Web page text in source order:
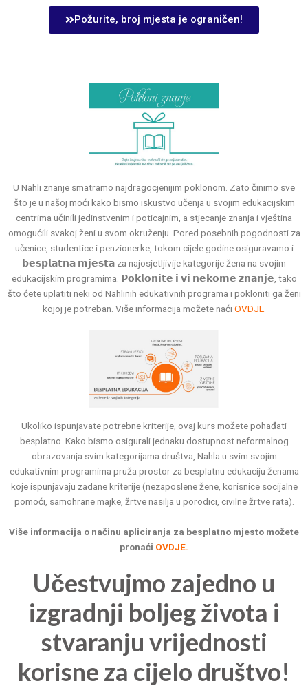
Požurite, broj mjesta je ograničen!
U Nahli znanje smatramo najdragocjenijim poklonom. Zato činimo sve
što je u našoj moći kako bismo iskustvo učenja u svojim edukacijskim
centrima učinili jedinstvenim i poticajnim, a stjecanje znanja i vještina
omogućili svakoj ženi u svom okruženju. Pored posebnih pogodnosti za
učenice, studentice i penzionerke, tokom cijele godine osiguravamo i
𝗯𝗲𝘀𝗽𝗹𝗮𝘁𝗻𝗮 𝗺𝗷𝗲𝘀𝘁𝗮 za najosjetljivije kategorije žena na svojim
edukacijskim programima. 𝗣𝗼𝗸𝗹𝗼𝗻𝗶𝘁𝗲 𝗶 𝘃𝗶 𝗻𝗲𝗸𝗼𝗺𝗲 𝘇𝗻𝗮𝗻𝗷𝗲, tako
što ćete uplatiti neki od Nahlinih edukativnih programa i pokloniti ga ženi
kojoj je potreban. Više informacija možete naćiOVDJE.
Ukoliko ispunjavate potrebne kriterije, ovaj kurs možete pohađati
besplatno. Kako bismo osigurali jednaku dostupnost neformalnog
obrazovanja svim kategorijama društva, Nahla u svim svojim
edukativnim programima pruža prostor za besplatnu edukaciju ženama
koje ispunjavaju zadane kriterije (nezaposlene žene, korisnice socijalne
pomoći, samohrane majke, žrtve nasilja u porodici, civilne žrtve rata).
Više informacija o načinu apliciranja za besplatno mjesto možete
pronaći OVDJE.
Učestvujmo zajedno u
izgradnji boljeg života i
stvaranju vrijednosti
korisne za cijelo društvo!